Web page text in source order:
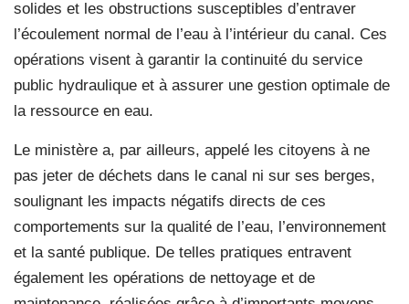
solides et les obstructions susceptibles d’entraver
l’écoulement normal de l’eau à l’intérieur du canal. Ces
opérations visent à garantir la continuité du service
public hydraulique et à assurer une gestion optimale de
la ressource en eau.
Le ministère a, par ailleurs, appelé les citoyens à ne
pas jeter de déchets dans le canal ni sur ses berges,
soulignant les impacts négatifs directs de ces
comportements sur la qualité de l’eau, l’environnement
et la santé publique. De telles pratiques entravent
également les opérations de nettoyage et de